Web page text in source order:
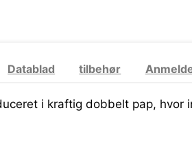
Datablad tilbehør
i kraftig dobbelt pap, hvor